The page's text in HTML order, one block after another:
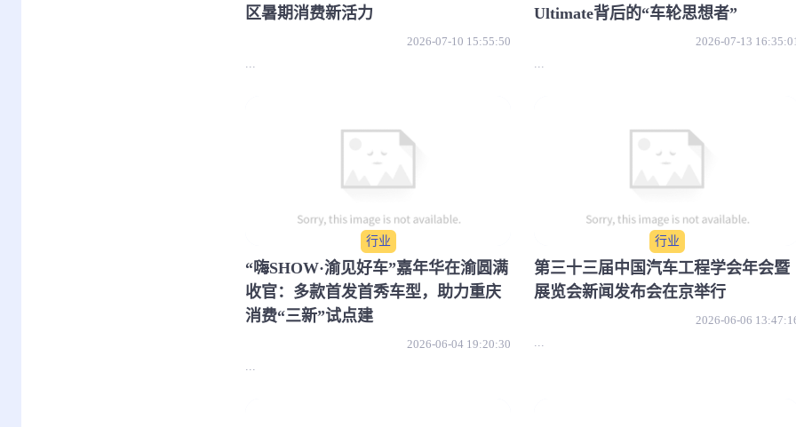
区暑期消费新活力
2026-07-10 15:55:50
...
Ultimate背后的“车轮思想者”
2026-07-13
...
行业
​“嗨SHOW·渝见好车”嘉年华在渝圆满
收官：多款首发首秀车型，助力重庆
消费“三新”试点建
2026-06-04 19:20:30
行业
第三十三届中国汽车工程学会年会暨
展览会新闻发布会在京举行
2026-06-06